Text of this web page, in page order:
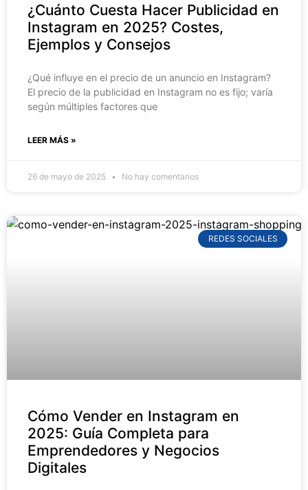
¿Cuánto Cuesta Hacer Publicidad en
Instagram en 2025? Costes,
Ejemplos y Consejos
¿Qué influye en el precio de un anuncio en Instagram?
El precio de la publicidad en Instagram no es fijo; varía
según múltiples factores que
LEER MÁS »
26 de mayo de 2025 No hay comentarios
REDES SOCIALES
Cómo Vender en Instagram en
2025: Guía Completa para
Emprendedores y Negocios
Digitales